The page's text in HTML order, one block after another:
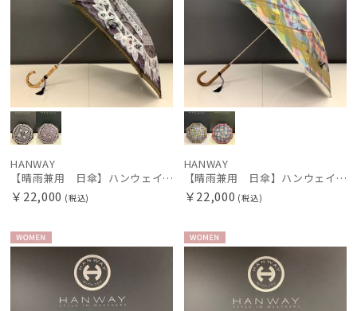
LANVIN en Bleu
ランバン オン ブルー
MAGICAL TECH
マジカルテック
mila schon
POLO RALPH LAUREN
ポロ ラルフ ローレン
HANWAY
【晴雨兼用 日傘】ハンウェイ（ＨＡＮＷＡＹ）Vestido de frida（べスティード・デ・フリーダ）
￥22,000 (税込)
HANWAY
【晴雨兼用 日傘】ハンウェイ（ＨＡＮＷＡＹ）Dia de los muertos（ディア・デ・マートス）
￥22,000 (税込)
WOME
WOME